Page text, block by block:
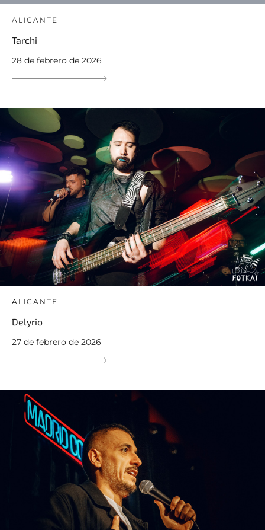
ALICANTE
Tarchi
28 de febrero de 2026
ALICANTE
Delyrio
27 de febrero de 2026